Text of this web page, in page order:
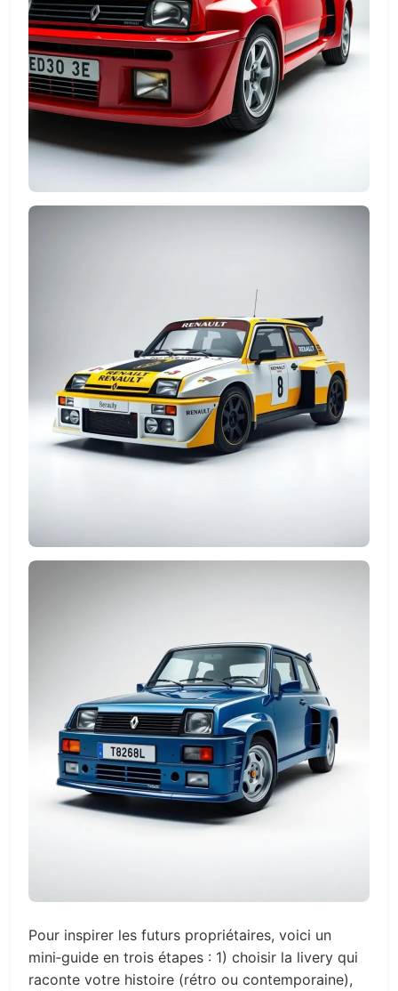
Pour inspirer les futurs propriétaires, voici un
mini‑guide en trois étapes : 1) choisir la livery qui
raconte votre histoire (rétro ou contemporaine),